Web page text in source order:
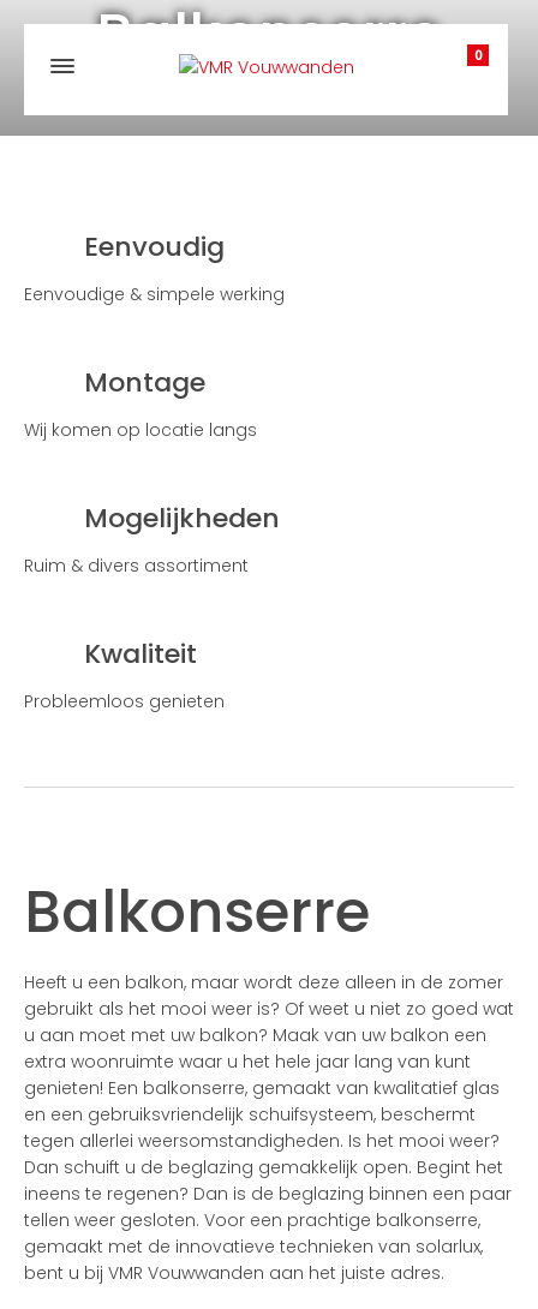
0
Balkonserre
Eenvoudig
Eenvoudige & simpele werking
Montage
Wij komen op locatie langs
Mogelijkheden
Ruim & divers assortiment
Kwaliteit
Probleemloos genieten
Balkonserre
Heeft u een balkon, maar wordt deze alleen in de zomer
gebruikt als het mooi weer is? Of weet u niet zo goed wat
u aan moet met uw balkon? Maak van uw balkon een
extra woonruimte waar u het hele jaar lang van kunt
genieten! Een balkonserre, gemaakt van kwalitatief glas
en een gebruiksvriendelijk schuifsysteem, beschermt
tegen allerlei weersomstandigheden. Is het mooi weer?
Dan schuift u de beglazing gemakkelijk open. Begint het
ineens te regenen? Dan is de beglazing binnen een paar
tellen weer gesloten. Voor een prachtige balkonserre,
gemaakt met de innovatieve technieken van solarlux,
bent u bij VMR Vouwwanden aan het juiste adres.